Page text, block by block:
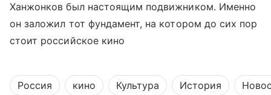
Ханжонков был настоящим подвижником. Именно
он заложил тот фундамент, на котором до сих пор
стоит российское кино
Россия кино Культура История